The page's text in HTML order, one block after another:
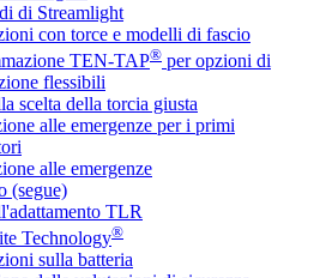
di Streamlight
con torce e modelli di fascio
TEN-TAP® per opzioni di
flessibili
scelta della torcia giusta
alle emergenze per i primi
alle emergenze
(segue)
TLR
Technology®
sulla batteria